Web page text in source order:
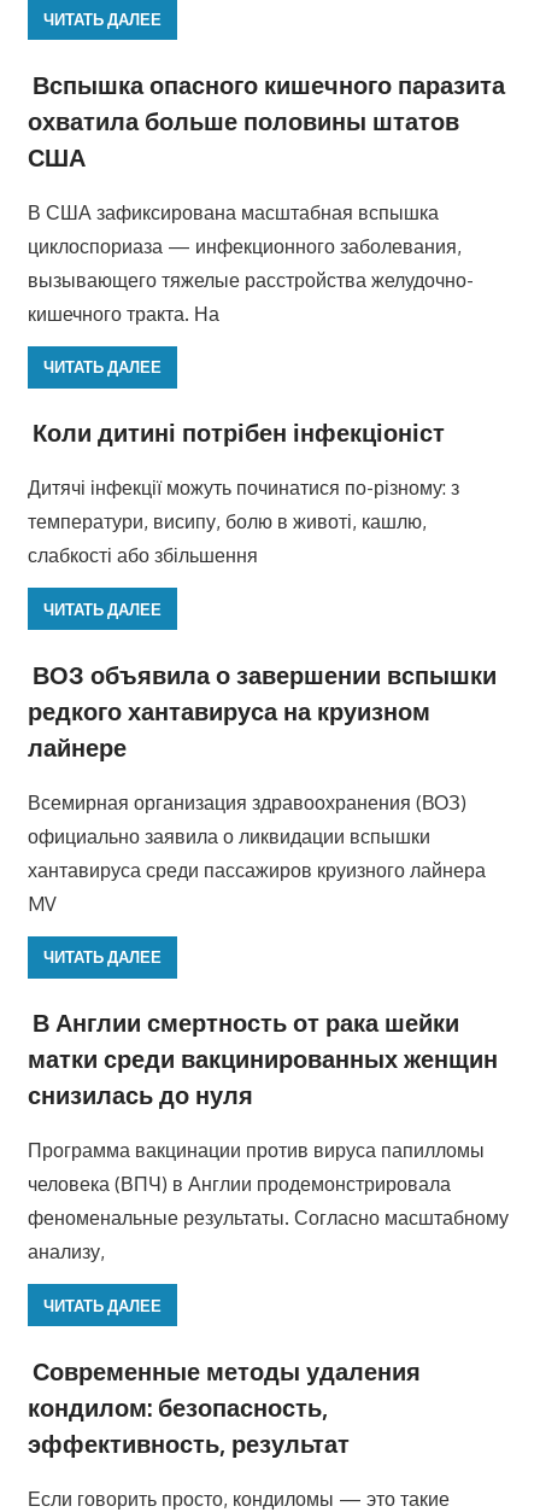
ЧИТАТЬ ДАЛЕЕ
Вспышка опасного кишечного паразита
охватила больше половины штатов
США
В США зафиксирована масштабная вспышка
циклоспориаза — инфекционного заболевания,
вызывающего тяжелые расстройства желудочно-
кишечного тракта. На
ЧИТАТЬ ДАЛЕЕ
Коли дитині потрібен інфекціоніст
Дитячі інфекції можуть починатися по-різному: з
температури, висипу, болю в животі, кашлю,
слабкості або збільшення
ЧИТАТЬ ДАЛЕЕ
ВОЗ объявила о завершении вспышки
редкого хантавируса на круизном
лайнере
Всемирная организация здравоохранения (ВОЗ)
официально заявила о ликвидации вспышки
хантавируса среди пассажиров круизного лайнера
MV
ЧИТАТЬ ДАЛЕЕ
В Англии смертность от рака шейки
матки среди вакцинированных женщин
снизилась до нуля
Программа вакцинации против вируса папилломы
человека (ВПЧ) в Англии продемонстрировала
феноменальные результаты. Согласно масштабному
анализу,
ЧИТАТЬ ДАЛЕЕ
Современные методы удаления
кондилом: безопасность,
эффективность, результат
Если говорить просто, кондиломы — это такие